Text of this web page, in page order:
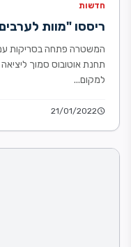
חדשות
ריססו "מוות
המשטרה פתחה בסריקות עם
תחנת אוטובוס סמוך
למקום...
schedule
21/01/2022